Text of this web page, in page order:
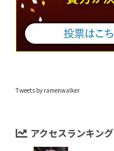
Tweets by ramenwalker
アクセスランキング